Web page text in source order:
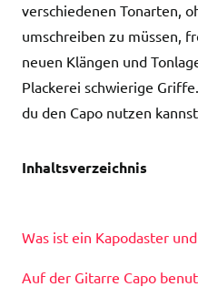
verschiedenen Tonarten,
umschreiben zu müssen,
neuen Klängen und
Plackerei schwierige
du den Capo nutzen
Inhaltsverzeichnis
Was ist ein Kapodaster
Auf der Gitarre Capo